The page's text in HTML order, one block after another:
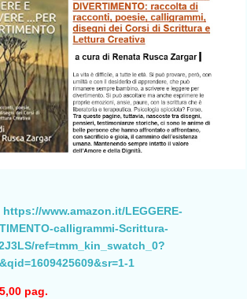
https://www.amazon.it/LEGGERE-
calligrammi-Scrittura-
ref=tmm_kin_swatch_0?
1
pag.